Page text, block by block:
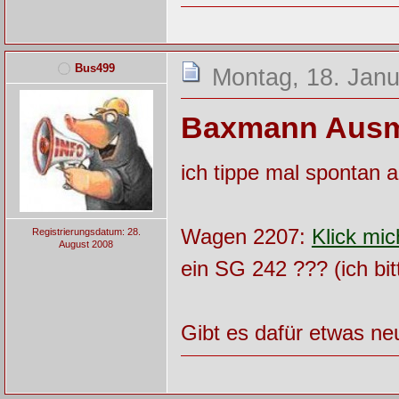
Bus499
Registrierungsdatum: 28.
August 2008
Montag, 18.
Baxmann
ich tippe mal spontan
Wagen 2207: Klick
ein SG 242 ??? (ich
Gibt es dafür etwas